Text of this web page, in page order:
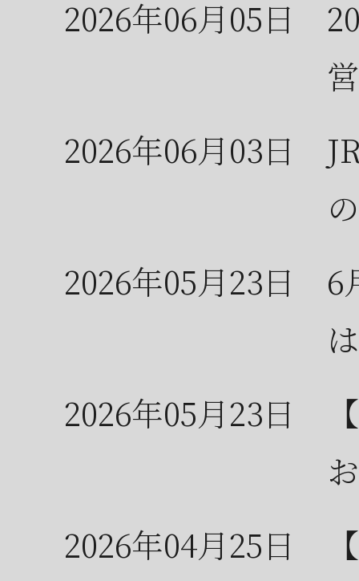
2026年06月05日
2026年06月03日
2026年05月23日
6
2026年05月23日
2026年04月25日